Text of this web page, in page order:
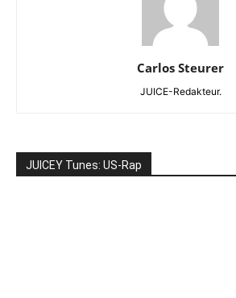
Carlos Steurer
JUICE-Redakteur.
JUICEY Tunes: US-Rap